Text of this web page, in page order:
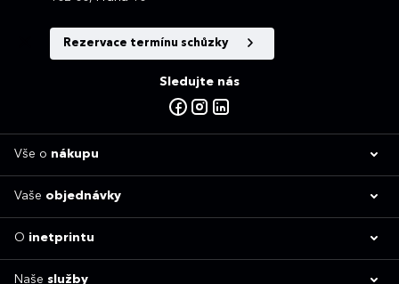
Rezervace termínu schůzky
Sledujte nás
Vše o nákupu
Vaše objednávky
O inetprintu
Naše služby